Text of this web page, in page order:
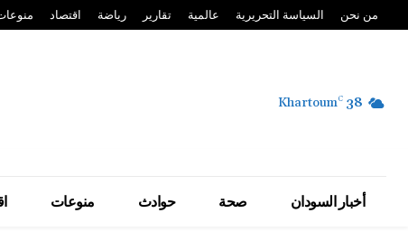
اقتصاد رياضة تقارير عالمية السياسة التحريرية من نحن
38
C
Khartoum
أخبار السودان صحة حوادث منوعات